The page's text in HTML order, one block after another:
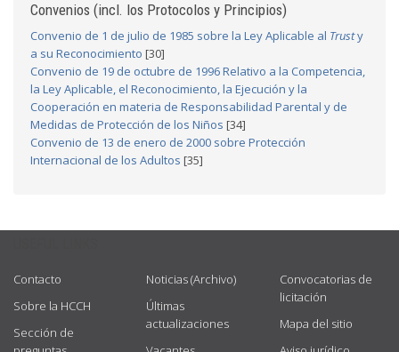
Convenios (incl. los Protocolos y Principios)
Convenio de 1 de julio de 1985 sobre la Ley Aplicable al Trusty
a su Reconocimiento [30]
Convenio de 19 de octubre de 1996 Relativo a la Competencia,
la Ley Aplicable, el Reconocimiento, la Ejecución y la
Cooperación en materia de Responsabilidad Parental y de
Medidas de Protección de los Niños [34]
Convenio de 13 de enero de 2000 sobre Protección
Internacional de los Adultos [35]
Contacto
Sobre la HCCH
Sección de
Noticias (Archivo)
Últimas
actualizaciones
Convocatorias de
licitación
Mapa del sitio